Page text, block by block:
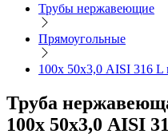
Трубы нержавеющие
Прямоугольные
100х 50х3,0 AISI 316
Труба
100х 50х3,0 AISI